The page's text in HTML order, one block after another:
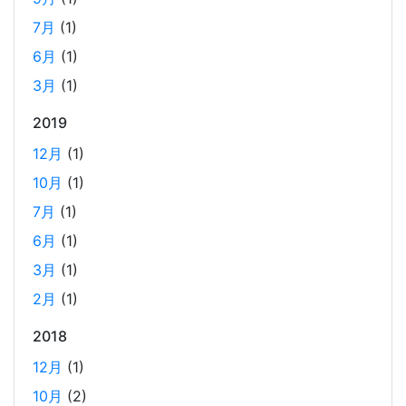
Laravelを使って簡単にReactを開発できる環境を作
成する
2025-03-18
はPython（Django）＋React（TypeScript）で挫折した
が、今回は得意なPHP（Laravel）をバックエンドにするこ
とで、Reactの学習に集中できる環境を整える。 また、低
コストで構築し、トラブル時の原因特定を容易にすること
を目的としています。
ホーリンラブブックスのリニューアルした時の話
2025-03-17
弊社が運営しているECショップにBL専門サイトのホーリン
ラブブックスがあります。
7月 (1)
6月 (1)
3月 (1)
2019
12月 (1)
10月 (1)
7月 (1)
6月 (1)
3月 (1)
2月 (1)
2018
12月 (1)
10月 (2)